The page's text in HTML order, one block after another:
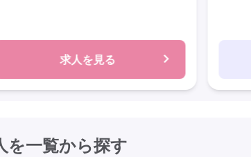
求人を見る
を一覧から探す